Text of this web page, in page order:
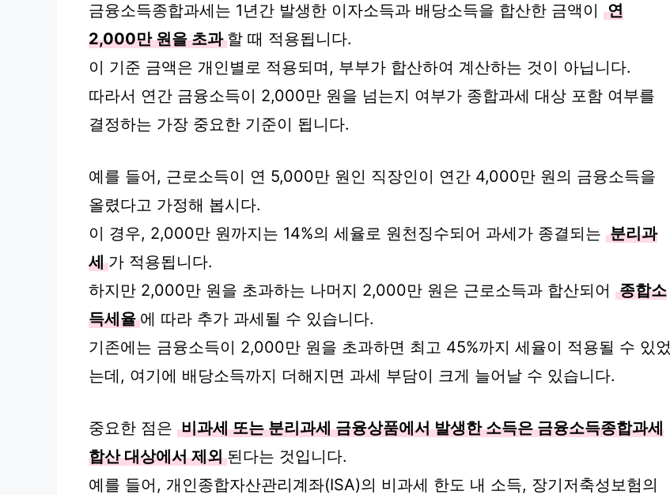
금융소득종합과세는 1년간 발생한 이자소득과 배당소득을 합산한 금액이 연
2,000만 원을 초과 할 때 적용됩니다.
이 기준 금액은 개인별로 적용되며, 부부가 합산하여 계산하는 것이 아닙니다.
따라서 연간 금융소득이 2,000만 원을 넘는지 여부가 종합과세 대상 포함 여부를
결정하는 가장 중요한 기준이 됩니다.
예를 들어, 근로소득이 연 5,000만 원인 직장인이 연간 4,000만 원의 금융소득을
올렸다고 가정해 봅시다.
이 경우, 2,000만 원까지는 14%의 세율로 원천징수되어 과세가 종결되는 분리과
세 가 적용됩니다.
하지만 2,000만 원을 초과하는 나머지 2,000만 원은 근로소득과 합산되어 종합소
득세율 에 따라 추가 과세될 수 있습니다.
기존에는 금융소득이 2,000만 원을 초과하면 최고 45%까지 세율이 적용될 수 있었
는데, 여기에 배당소득까지 더해지면 과세 부담이 크게 늘어날 수 있습니다.
중요한 점은 비과세 또는 분리과세 금융상품에서 발생한 소득은 금융소득종합과세
합산 대상에서 제외 된다는 것입니다.
예를 들어, 개인종합자산관리계좌(ISA)의 비과세 한도 내 소득, 장기저축성보험의